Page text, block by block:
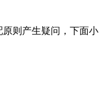
则产生疑问，下面小